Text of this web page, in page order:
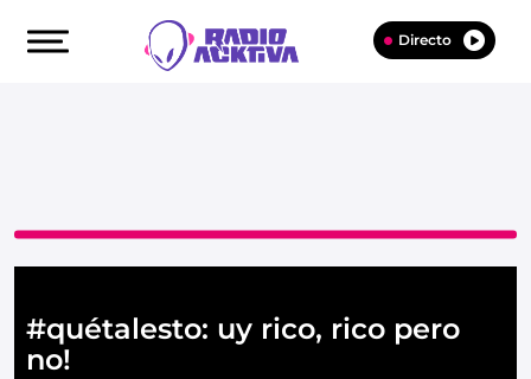
Directo
#quétalesto: uy rico, rico pero
no!